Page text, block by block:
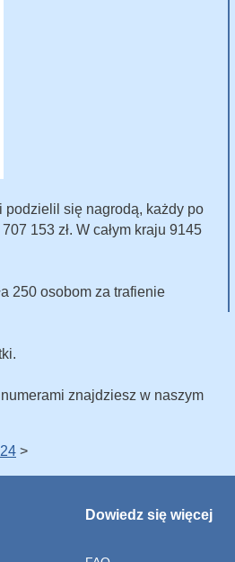
podzielil się nagrodą, każdy po
153 zł. W całym kraju 9145
250 osobom za trafienie
znajdziesz w naszym
>
Dowiedz się więcej